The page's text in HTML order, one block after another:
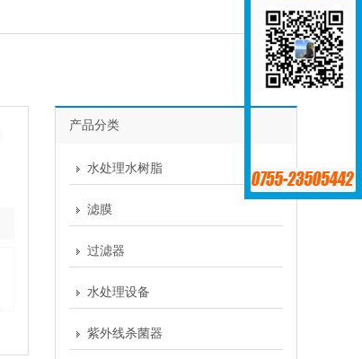
产品分类
水处理水树脂
滤膜
过滤器
水处理设备
紫外线杀菌器